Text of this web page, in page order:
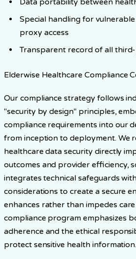
Special handling for
proxy access
Transparent record of all
Elderwise Healthcare Compliance
Our compliance strategy follows
"security by design" principles,
compliance requirements into our
from inception to deployment. We
healthcare data security directly
outcomes and provider efficiency,
integrates technical safeguards
considerations to create a secure
enhances rather than impedes
compliance program emphasizes
adherence and the ethical
protect sensitive health information.